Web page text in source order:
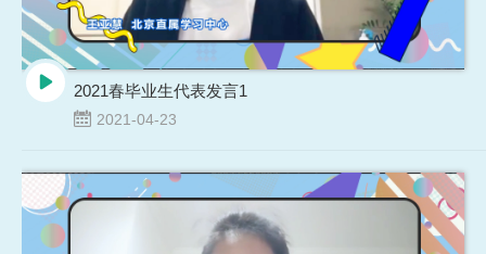
2021春毕业生代表发言1
2021-04-23